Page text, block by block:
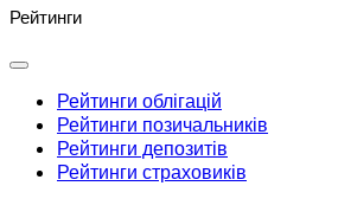
Рейтинги
Рейтинги облігацій
Рейтинги позичальників
Рейтинги депозитів
Рейтинги страховиків